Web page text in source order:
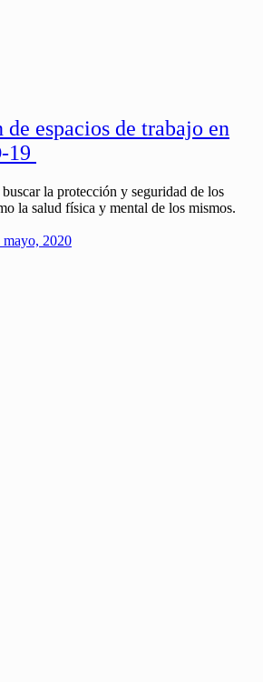
espacios de trabajo en
19
la protección y seguridad de los
la salud física y mental de los mismos.
mayo, 2020